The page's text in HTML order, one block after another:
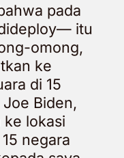
pada
itu
omong,
ke
di 15
Biden,
ke lokasi
negara